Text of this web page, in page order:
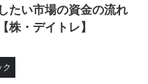
たい市場の資金の流れ
株・デイトレ】
ク